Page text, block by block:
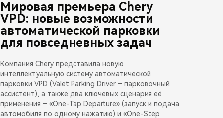
Мировая премьера Chery
VPD: новые возможности
автоматической парковки
для повседневных задач
Компания Chery представила новую
интеллектуальную систему автоматической
парковки VPD (Valet Parking Driver – парковочный
ассистент), а также два ключевых сценария её
применения – «One-Tap Departure» (запуск и подача
автомобиля по одному нажатию) и «One-Step